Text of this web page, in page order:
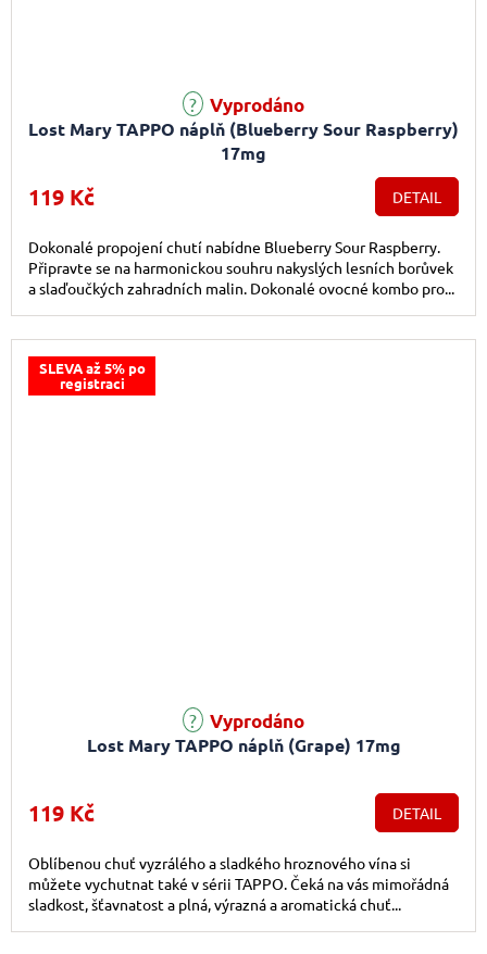
Lost Mary TAPPO náplň (Blueberry Sour Raspberry)
17mg
Vyprodáno
119 Kč DETAIL
Dokonalé propojení chutí nabídne Blueberry Sour Raspberry.
Připravte se na harmonickou souhru nakyslých lesních borůvek
a slaďoučkých zahradních malin. Dokonalé ovocné kombo pro...
SLEVA až 5% po
registraci
Lost Mary TAPPO náplň (Grape) 17mg
Vyprodáno
119 Kč DETAIL
Oblíbenou chuť vyzrálého a sladkého hroznového vína si
můžete vychutnat také v sérii TAPPO. Čeká na vás mimořádná
sladkost, šťavnatost a plná, výrazná a aromatická chuť...